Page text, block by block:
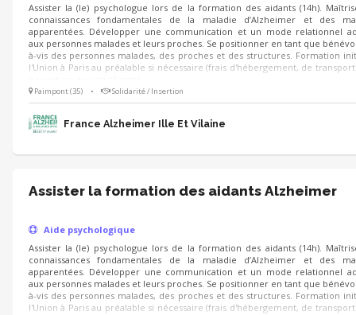
Assister la (le) psychologue lors de la formation des aidants (14h).
connaissances fondamentales de la maladie d’Alzheimer et des
apparentées. Développer une communication et un mode relationnel
aux personnes malades et leurs proches. Se positionner en tant que
à-vis des personnes malades, des proches et des structures. Formation
l'Union à Paris au préalable si nécessaire (frais d'hébergement, de
Paimpont (35) • Solidarité / Insertion
France Alzheimer Ille Et Vilaine
Assister la formation des aidants Alzheimer
Aide psychologique
Assister la (le) psychologue lors de la formation des aidants (14h).
connaissances fondamentales de la maladie d’Alzheimer et des
apparentées. Développer une communication et un mode relationnel
aux personnes malades et leurs proches. Se positionner en tant que
à-vis des personnes malades, des proches et des structures. Formation
l'Union à Paris au préalable si nécessaire (frais d'hébergement, de